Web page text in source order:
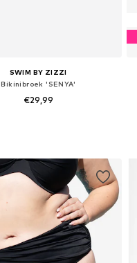
SWIM BY ZIZZI
Bikinibroek 'SENYA'
€29,99